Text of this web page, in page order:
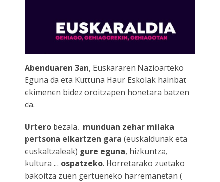
Abenduaren 3an, Euskararen Nazioarteko
Eguna da eta Kuttuna Haur Eskolak hainbat
ekimenen bidez oroitzapen honetara batzen
da.
Urtero bezala, munduan zehar milaka
pertsona elkartzen gara (euskaldunak eta
euskaltzaleak) gure eguna, hizkuntza,
kultura … ospatzeko. Horretarako zuetako
bakoitza zuen gertueneko harremanetan (